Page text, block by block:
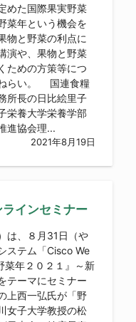
めた国際果実野菜
菜年という機会を
物と野菜の利点に
演や、果物と野菜
ための方策等につ
らい。 国連食糧
所長の日比絵里子
栄養大学栄養学部
進協会理...
2021年8月19日
インセミナー
は、８月31日（や
ステム「Cisco We
菜年２０２１』～新
テーマにセミナー
上西一弘氏が「野
女子大学教授の松